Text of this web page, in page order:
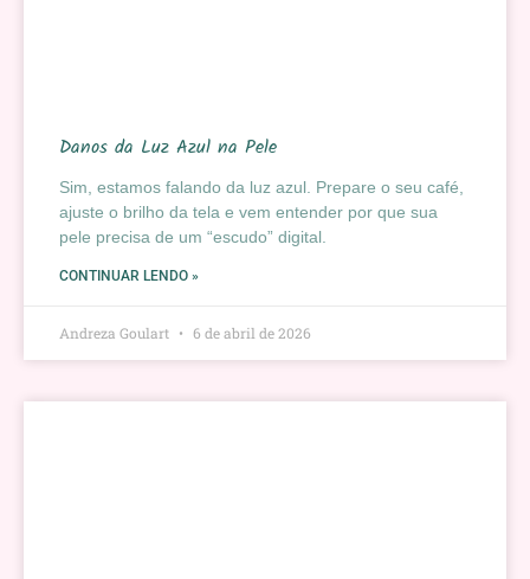
Danos da Luz Azul na Pele
Sim, estamos falando da luz azul. Prepare o seu café,
ajuste o brilho da tela e vem entender por que sua
pele precisa de um “escudo” digital.
CONTINUAR LENDO »
Andreza Goulart 6 de abril de 2026